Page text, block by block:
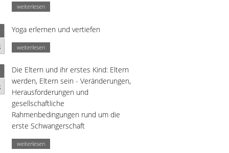
weiterlesen
Yoga erlernen und vertiefen
weiterlesen
Die Eltern und ihr erstes Kind: Eltern
werden, Eltern sein - Veränderungen,
Herausforderungen und
gesellschaftliche
Rahmenbedingungen rund um die
erste Schwangerschaft
weiterlesen